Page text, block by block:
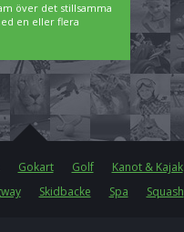
över det stillsamma
en eller flera
Gokart Golf Kanot & Kajak
Skidbacke Spa Squash